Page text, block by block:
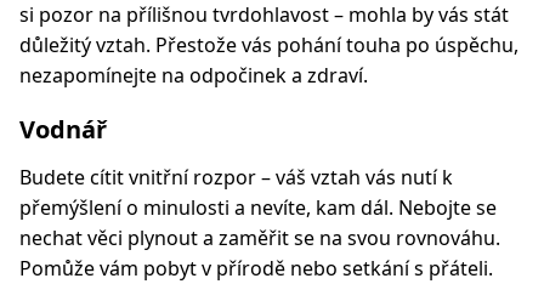
si pozor na přílišnou tvrdohlavost – mohla by vás stát
důležitý vztah. Přestože vás pohání touha po úspěchu,
nezapomínejte na odpočinek a zdraví.
Vodnář
Budete cítit vnitřní rozpor – váš vztah vás nutí k
přemýšlení o minulosti a nevíte, kam dál. Nebojte se
nechat věci plynout a zaměřit se na svou rovnováhu.
Pomůže vám pobyt v přírodě nebo setkání s přáteli.